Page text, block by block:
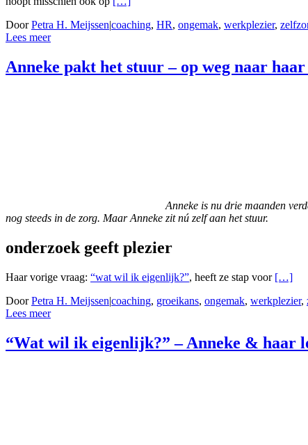
DoorPetra H. Meijssen|coaching, HR, ongemak, werkplezier,
Lees meer
Anneke pakt het stuur – op weg naar
Anneke is nu drie maanden
nog steeds in de zorg. Maar Anneke zit nú zelf aan het stuur.
onderzoek geeft plezier
Haar vorige vraag: “wat wil ik eigenlijk?”, heeft ze stap voor […]
DoorPetra H. Meijssen|coaching, groeikans, ongemak, werkplezier,
Lees meer
“Wat wil ik eigenlijk?” – Anneke & haar